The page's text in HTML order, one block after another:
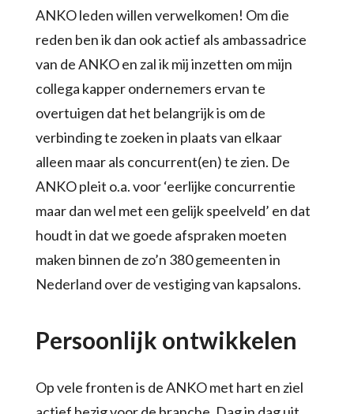
ANKO leden willen verwelkomen! Om die
reden ben ik dan ook actief als ambassadrice
van de ANKO en zal ik mij inzetten om mijn
collega kapper ondernemers ervan te
overtuigen dat het belangrijk is om de
verbinding te zoeken in plaats van elkaar
alleen maar als concurrent(en) te zien. De
ANKO pleit o.a. voor ‘eerlijke concurrentie
maar dan wel met een gelijk speelveld’ en dat
houdt in dat we goede afspraken moeten
maken binnen de zo’n 380 gemeenten in
Nederland over de vestiging van kapsalons.
Persoonlijk ontwikkelen
Op vele fronten is de ANKO met hart en ziel